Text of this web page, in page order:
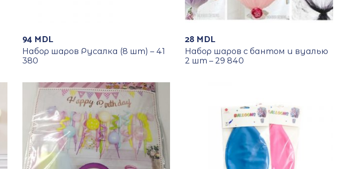
94 MDL
Набор шаров Русалка (8 шт) – 41
380
28 MDL
Набор шаров с бантом и вуалью
2 шт – 29 840